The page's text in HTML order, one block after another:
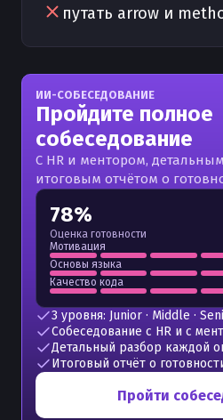
путать arrow и
ИИ-СОБЕСЕДОВАНИЕ
Пройдите полное
собеседование
С HR и ментором,
итоговым отчётом о
78%
Оценка готовности
Мотивация
Основы языка
Качество кода
3 уровня: Junior · Middle ·
Собеседование с HR и с
Детальный разбор каждой
Итоговый отчёт о
Пройти